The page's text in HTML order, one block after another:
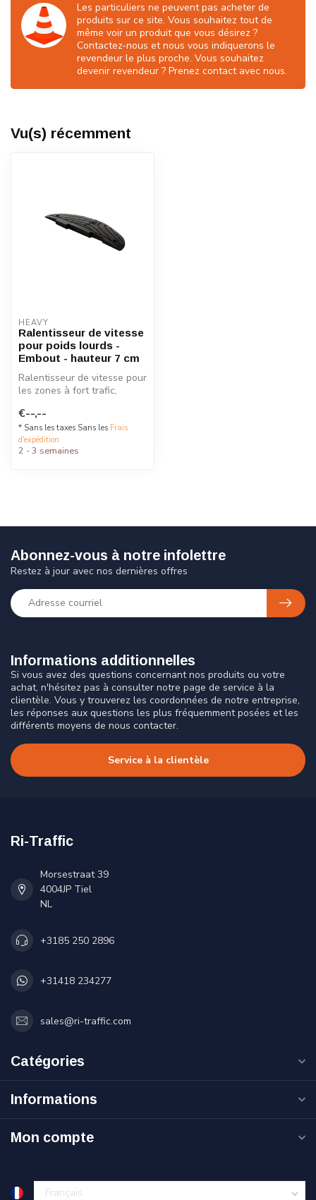
Les particuliers ne peuvent pas acheter de
produits sur ce site. Vous souhaitez tout de
même voir un produit que vous désirez ?
Contactez-nous et nous vous indiquerons le
revendeur le plus proche. Vous souhaitez
devenir revendeur ? Prenez contact avec nous.
Vu(s) récemment
HEAVY
Ralentisseur de vitesse
pour poids lourds -
Embout - hauteur 7 cm
Ralentisseur de vitesse pour
les zones à fort trafic,
rec...
€--,--
* Sans les taxes Sans les Frais
d'expédition
2 - 3 semaines
Informations additionnelles
Si vous avez des questions concernant nos produits ou votre
achat, n'hésitez pas à consulter notre page de service à la
clientèle. Vous y trouverez les coordonnées de notre entreprise,
les réponses aux questions les plus fréquemment posées et les
différents moyens de nous contacter.
Service à la clientèle
Abonnez-vous à notre infolettre
Restez à jour avec nos dernières offres
Ri-Traffic
Morsestraat 39
4004JP Tiel
NL
+3185 250 2896
+31418 234277
sales@ri-traffic.com
Catégories
Informations
Mon compte